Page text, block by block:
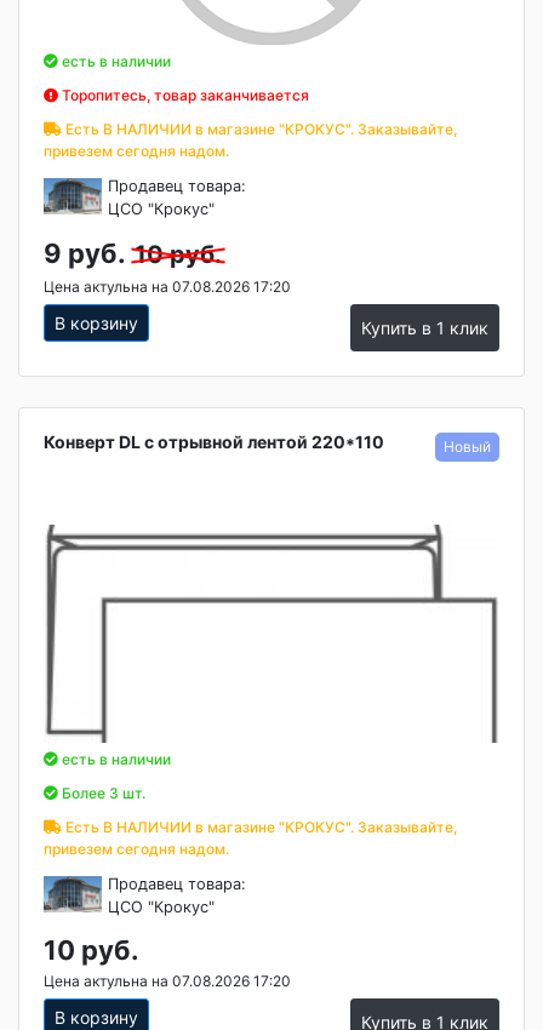
есть в наличии
Торопитесь, товар заканчивается
Есть В НАЛИЧИИ в магазине "КРОКУС". Заказывайте,
привезем сегодня надом.
Продавец товара:
ЦСО "Крокус"
9 руб. 10 руб.
Цена актульна на 07.08.2026 17:20
В корзину Купить в 1 клик
Конверт DL с отрывной лентой 220*110
есть в наличии
Более 3 шт.
Есть В НАЛИЧИИ в магазине "КРОКУС". Заказывайте,
привезем сегодня надом.
Продавец товара:
ЦСО "Крокус"
10 руб.
Цена актульна на 07.08.2026 17:20
В корзину Купить в 1 клик